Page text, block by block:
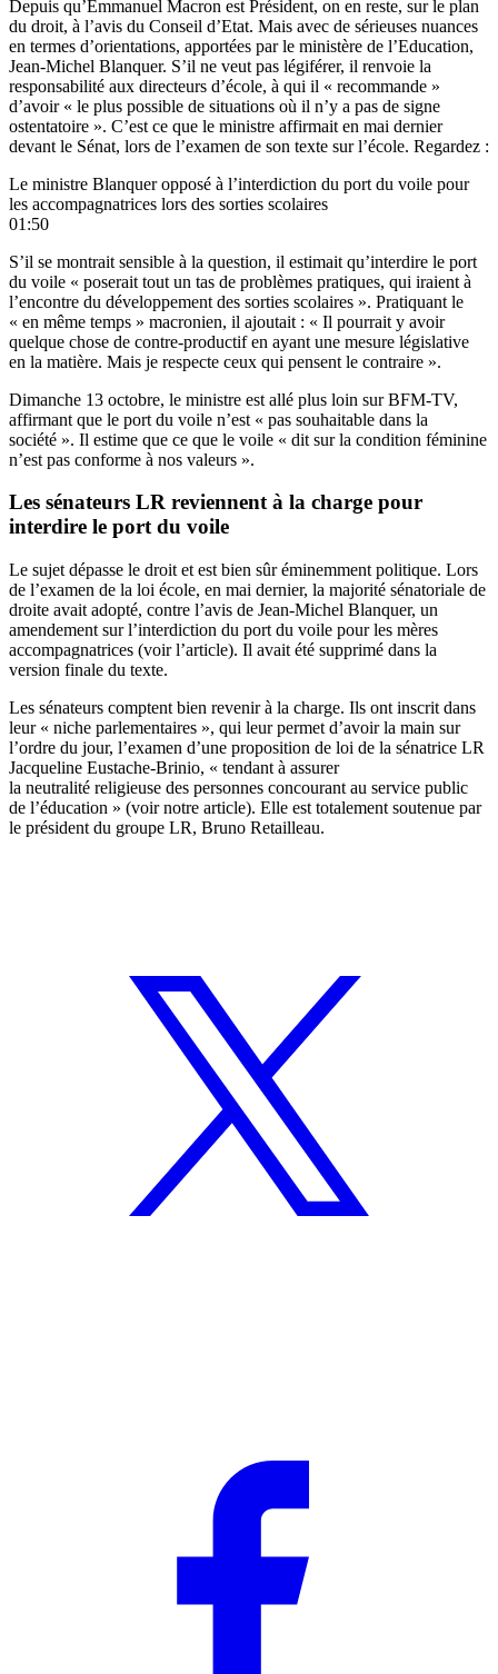
Depuis qu’Emmanuel Macron est Président, on en reste, sur le plan
du droit, à l’avis du Conseil d’Etat. Mais avec de sérieuses nuances
en termes d’orientations, apportées par le ministère de l’Education,
Jean-Michel Blanquer. S’il ne veut pas légiférer, il renvoie la
responsabilité aux directeurs d’école, à qui il « recommande »
d’avoir « le plus possible de situations où il n’y a pas de signe
ostentatoire ». C’est ce que le ministre affirmait en mai dernier
devant le Sénat, lors de l’examen de son texte sur l’école. Regardez :
Le ministre Blanquer opposé à l’interdiction du port du voile pour
les accompagnatrices lors des sorties scolaires
01:50
S’il se montrait sensible à la question, il estimait qu’interdire le port
du voile « poserait tout un tas de problèmes pratiques, qui iraient à
l’encontre du développement des sorties scolaires ». Pratiquant le
« en même temps » macronien, il ajoutait : « Il pourrait y avoir
quelque chose de contre-productif en ayant une mesure législative
en la matière. Mais je respecte ceux qui pensent le contraire ».
Dimanche 13 octobre, le ministre est allé plus loin sur BFM-TV,
affirmant que le port du voile n’est « pas souhaitable dans la
société ». Il estime que ce que le voile « dit sur la condition féminine
n’est pas conforme à nos valeurs ».
Les sénateurs LR reviennent à la charge pour
interdire le port du voile
Le sujet dépasse le droit et est bien sûr éminemment politique. Lors
de l’examen de la loi école, en mai dernier, la majorité sénatoriale de
droite avait adopté, contre l’avis de Jean-Michel Blanquer, un
amendement sur l’interdiction du port du voile pour les mères
accompagnatrices (voir l’article). Il avait été supprimé dans la
version finale du texte.
Les sénateurs comptent bien revenir à la charge. Ils ont inscrit dans
leur « niche parlementaires », qui leur permet d’avoir la main sur
l’ordre du jour, l’examen d’une proposition de loi de la sénatrice LR
Jacqueline Eustache-Brinio, « tendant à assurer
la neutralité religieuse des personnes concourant au service public
de l’éducation » (voir notre article). Elle est totalement soutenue par
le président du groupe LR, Bruno Retailleau.